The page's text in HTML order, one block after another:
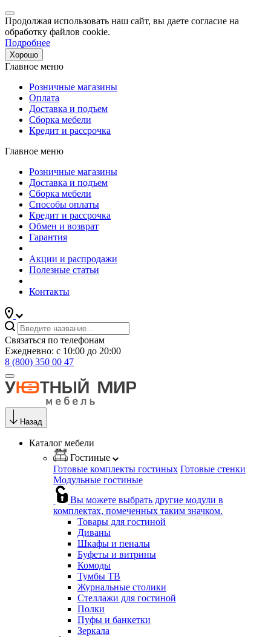
Продолжая использовать наш сайт, вы даете согласие на
обработку файлов cookie.
Подробнее
Хорошо
Главное меню
Розничные магазины
Оплата
Доставка и подъем
Сборка мебели
Кредит и рассрочка
Главное меню
Розничные магазины
Доставка и подъем
Сборка мебели
Способы оплаты
Кредит и рассрочка
Обмен и возврат
Гарантия
Акции и распродажи
Полезные статьи
Контакты
Связаться по телефонам
Ежедневно: с 10:00 до 20:00
8 (800) 350 00 47
Назад
Каталог мебели
Гостиные
Готовые комплекты гостиных Готовые стенки
Модульные гостиные
Вы можете выбрать другие модули в
комплектах, помеченных таким значком.
Товары для гостиной
Диваны
Шкафы и пеналы
Буфеты и витрины
Комоды
Тумбы ТВ
Журнальные столики
Стеллажи для гостиной
Полки
Пуфы и банкетки
Зеркала